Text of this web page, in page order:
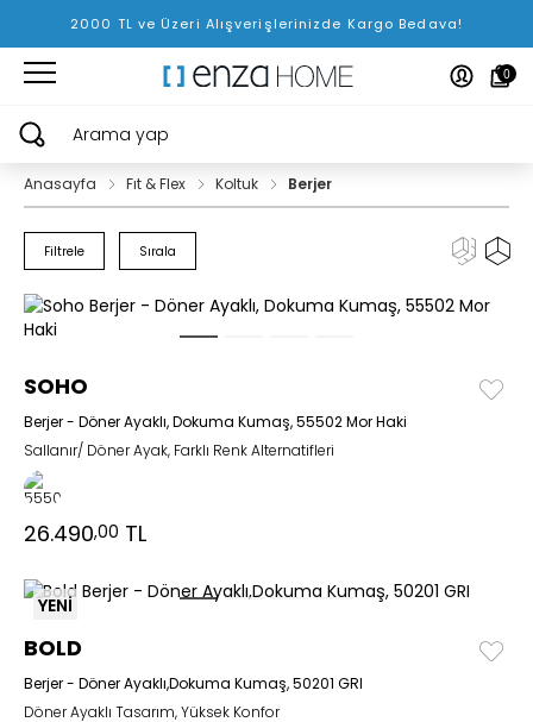
2000 TL ve Üzeri Alışverişlerinizde Kargo Bedava!
0
Arama yap
Anasayfa Fıt & Flex Koltuk Berjer
Filtrele Sırala
SOHO
Berjer - Döner Ayaklı, Dokuma Kumaş, 55502 Mor Haki
Sallanır/ Döner Ayak, Farklı Renk Alternatifleri
26.490,00 TL
YENİ
BOLD
Berjer - Döner Ayaklı,Dokuma Kumaş, 50201 GRI
Döner Ayaklı Tasarım, Yüksek Konfor